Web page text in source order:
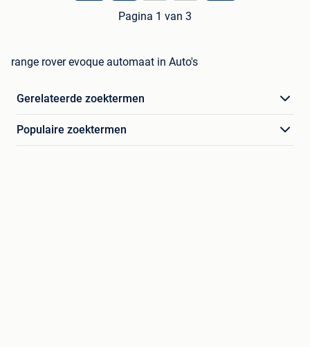
Pagina 1 van 3
range rover evoque automaat in Auto's
Gerelateerde zoektermen
Populaire zoektermen